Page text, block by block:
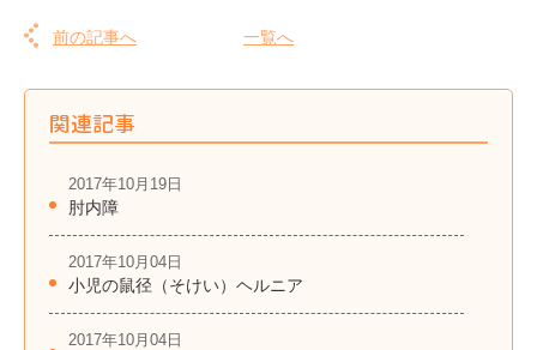
前の記事へ 一覧へ
関連記事
2017年10月19日
肘内障
2017年10月04日
小児の鼠径（そけい）ヘルニア
2017年10月04日